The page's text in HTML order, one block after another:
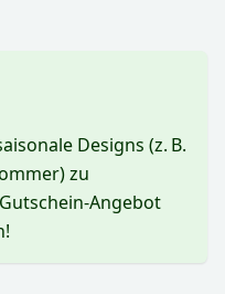
Designs (z. B.
zu
Angebot